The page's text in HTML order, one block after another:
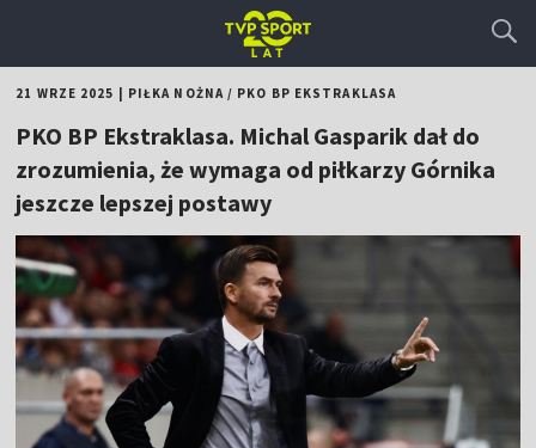
21 WRZE 2025 PIŁKA NOŻNA/ PKO BP EKSTRAKLASA
PKO BP Ekstraklasa. Michal Gasparik dał do
zrozumienia, że wymaga od piłkarzy Górnika
jeszcze lepszej postawy